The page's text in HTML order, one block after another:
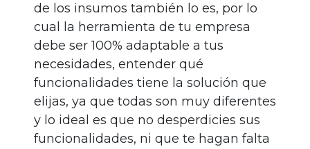
de los insumos también lo es, por lo
cual la herramienta de tu empresa
debe ser 100% adaptable a tus
necesidades, entender qué
funcionalidades tiene la solución que
elijas, ya que todas son muy diferentes
y lo ideal es que no desperdicies sus
funcionalidades, ni que te hagan falta